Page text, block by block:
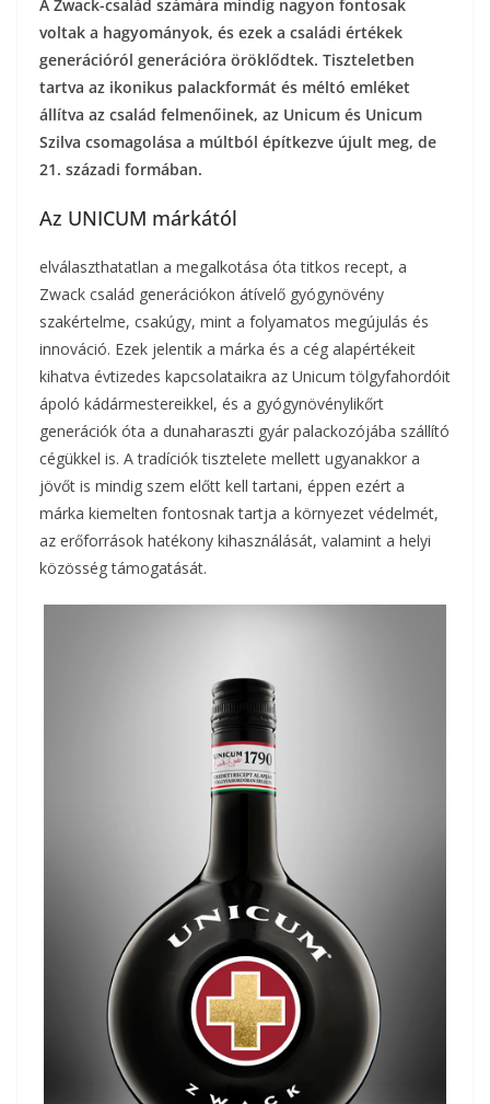
A Zwack-család számára mindig nagyon fontosak
voltak a hagyományok, és ezek a családi értékek
generációról generációra öröklődtek. Tiszteletben
tartva az ikonikus palackformát és méltó emléket
állítva az család felmenőinek, az Unicum és Unicum
Szilva csomagolása a múltból építkezve újult meg, de
21. századi formában.
Az UNICUM márkától
elválaszthatatlan a megalkotása óta titkos recept, a
Zwack család generációkon átívelő gyógynövény
szakértelme, csakúgy, mint a folyamatos megújulás és
innováció. Ezek jelentik a márka és a cég alapértékeit
kihatva évtizedes kapcsolataikra az Unicum tölgyfahordóit
ápoló kádármestereikkel, és a gyógynövénylikőrt
generációk óta a dunaharaszti gyár palackozójába szállító
cégükkel is. A tradíciók tisztelete mellett ugyanakkor a
jövőt is mindig szem előtt kell tartani, éppen ezért a
márka kiemelten fontosnak tartja a környezet védelmét,
az erőforrások hatékony kihasználását, valamint a helyi
közösség támogatását.